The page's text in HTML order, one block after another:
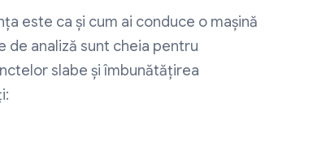
este ca și cum ai conduce o mașină
de analiză sunt cheia pentru
slabe și îmbunătățirea